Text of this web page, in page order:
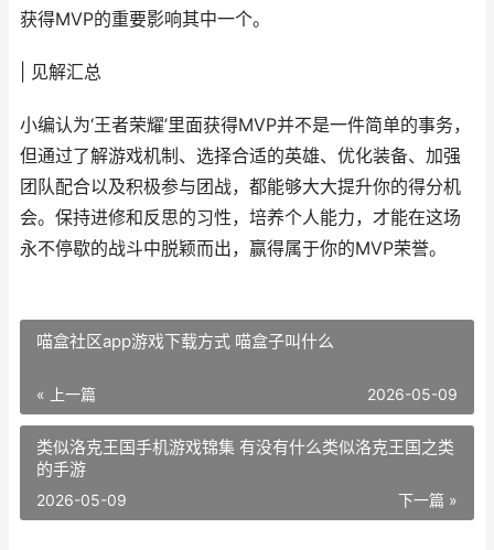
获得MVP的重要影响其中一个。
| 见解汇总
小编认为‘王者荣耀’里面获得MVP并不是一件简单的事务，
但通过了解游戏机制、选择合适的英雄、优化装备、加强
团队配合以及积极参与团战，都能够大大提升你的得分机
会。保持进修和反思的习性，培养个人能力，才能在这场
永不停歇的战斗中脱颖而出，赢得属于你的MVP荣誉。
喵盒社区app游戏下载方式 喵盒子叫什么
« 上一篇 2026-05-09
类似洛克王国手机游戏锦集 有没有什么类似洛克王国之类
的手游
下一篇 »
2026-05-09